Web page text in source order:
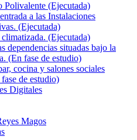
Polivalente (Ejecutada)
a las Instalaciones
(Ejecutada)
(Ejecutada)
dependencias situadas bajo la
(En fase de estudio)
cocina y salones sociales
de estudio)
Digitales
Magos